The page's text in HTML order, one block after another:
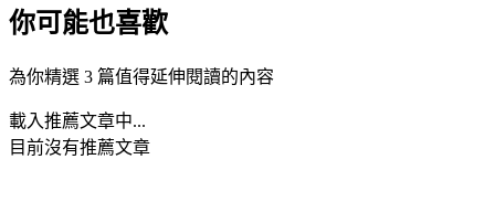
你可能也喜歡
為你精選 3 篇值得延伸閱讀的內容
載入推薦文章中...
目前沒有推薦文章